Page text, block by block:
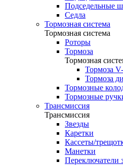
Подседельные
Седла
Тормозная система
Тормозная система
Роторы
Тормоза
Тормозная
Тормоза
Тормоза
Тормозные
Тормозные
Трансмиссия
Трансмиссия
Звезды
Каретки
Кассеты/
Манетки
Переключатели